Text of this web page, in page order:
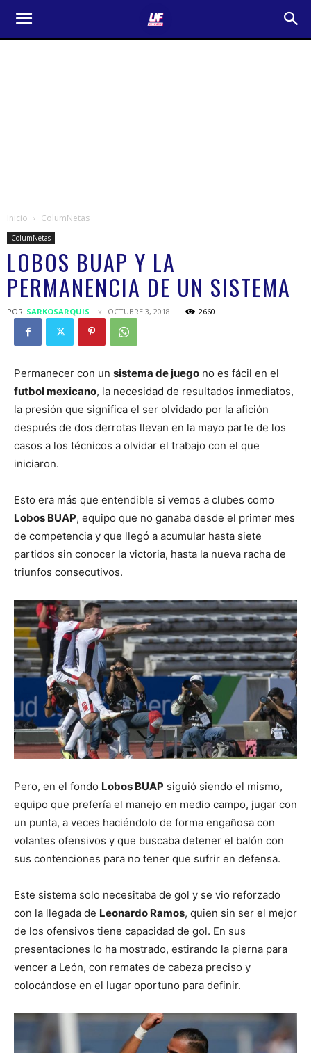
Inicio ColumNetas
ColumNetas
LOBOS BUAP Y LA
PERMANENCIA DE UN SISTEMA
POR SARKOSARQUIS OCTUBRE 3, 2018 2660
Permanecer con un sistema de juego no es fácil en el
futbol mexicano, la necesidad de resultados inmediatos,
la presión que significa el ser olvidado por la afición
después de dos derrotas llevan en la mayo parte de los
casos a los técnicos a olvidar el trabajo con el que
iniciaron.
Esto era más que entendible si vemos a clubes como
Lobos BUAP, equipo que no ganaba desde el primer mes
de competencia y que llegó a acumular hasta siete
partidos sin conocer la victoria, hasta la nueva racha de
triunfos consecutivos.
Pero, en el fondo Lobos BUAP siguió siendo el mismo,
equipo que prefería el manejo en medio campo, jugar con
un punta, a veces haciéndolo de forma engañosa con
volantes ofensivos y que buscaba detener el balón con
sus contenciones para no tener que sufrir en defensa.
Este sistema solo necesitaba de gol y se vio reforzado
con la llegada de Leonardo Ramos, quien sin ser el mejor
de los ofensivos tiene capacidad de gol. En sus
presentaciones lo ha mostrado, estirando la pierna para
vencer a León, con remates de cabeza preciso y
colocándose en el lugar oportuno para definir.